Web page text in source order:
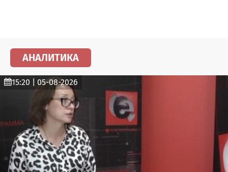
АНАЛИТИКА
15:20 | 05-08-2026